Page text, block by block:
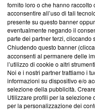
ancora membro del
parte; Trust Project non
conformità agli standard.
Su di noi
Team editoriale
Corporate
Redazione
Informativa Privacy
fornito loro o che hanno
acconsentire all’uso di tali
presente su questo banner
eventualmente negando il
parte dei partner terzi, cliccando
Chiudendo questo banner
acconsenti al permanere delle
l’utilizzo di cookie o altri
Noi e i nostri partner trattiamo i
informazioni su dispositivo e/o
selezione della pubblicità.
Utilizzare profili per la selezione
per la personalizzazione dei